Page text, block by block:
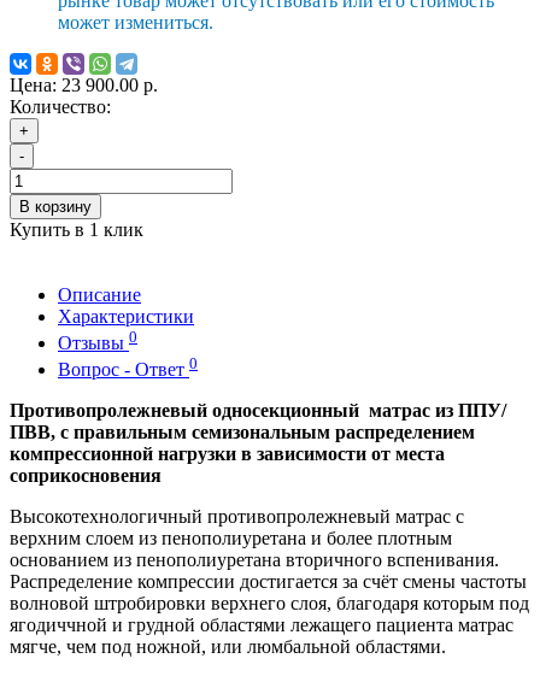
может измениться.
Цена: 23 900.00 р.
Количество:
+
-
В корзину
Купить в 1 клик
Описание
Характеристики
Отзывы 0
Вопрос - Ответ 0
Противопролежневый односекционный матрас из ППУ/
ПВВ, с правильным семизональным распределением
компрессионной нагрузки в зависимости от места
соприкосновения
Высокотехнологичный противопролежневый матрас с
верхним слоем из пенополиуретана и более плотным
основанием из пенополиуретана вторичного вспенивания.
Распределение компрессии достигается за счёт смены частоты
волновой штробировки верхнего слоя, благодаря которым под
ягодиччной и грудной областями лежащего пациента матрас
мягче, чем под ножной, или люмбальной областями.